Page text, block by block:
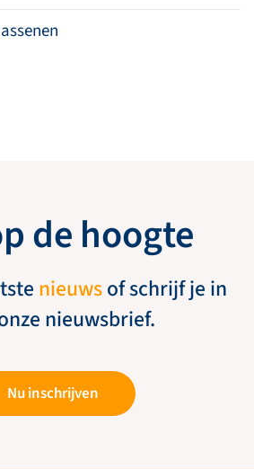
de hoogte
nieuwsof schrijf je in
nieuwsbrief.
Nu inschrijven